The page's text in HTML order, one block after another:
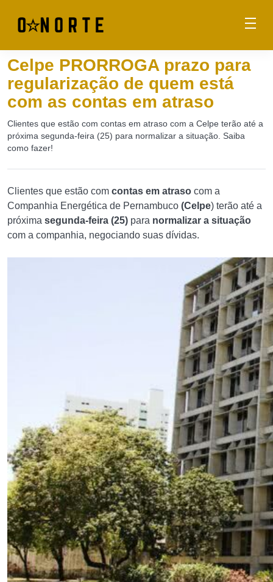
Celpe PRORROGA prazo para
regularização de quem está
com as contas em atraso
Clientes que estão com contas em atraso com a Celpe terão até a
próxima segunda-feira (25) para normalizar a situação. Saiba
como fazer!
Clientes que estão com contas em atraso com a
Companhia Energética de Pernambuco (Celpe) terão até a
próxima segunda-feira (25) para normalizar a situação
com a companhia, negociando suas dívidas.